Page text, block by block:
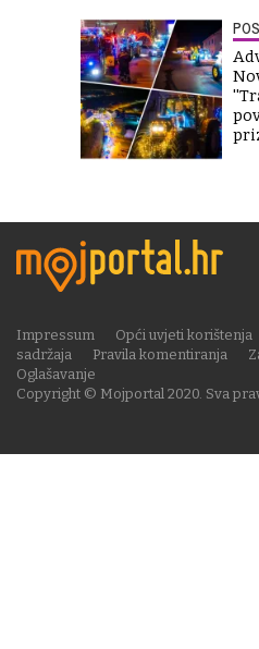
Copyright © Mojportal 2020. Sva
Impressum Opći uvjeti korištenja
sadržaja
Pravila komentiranja
Oglašavanje